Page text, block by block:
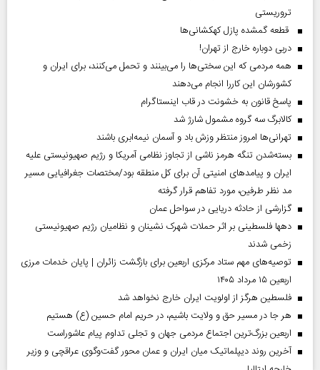
تروریستی
قطعه گمشده پازل کهکشانی‌ها
دربی دوباره خارج از تهران!
همه مردمی که این سختی‌ها را می‌بینند و تحمل می‌کنند، برای ایران و
کشورشان این کاررا انجام می‌دهند
پاسخ قانون به خشونت در قاب اینستاگرام
کالابرگ سه گروه مشمول شارژ شد
تهرانی‌ها امروز منتظر وزش باد و آسمان نیمه‌ابری باشند
بسته‌شدن تنگه هرمز ناشی از تجاوز نظامی آمریکا و رژیم صهیونیستی علیه
ایران و پیامد‌های امنیتی آن برای کل منطقه بود/مختصات جغرافیایی مسیر
مد نظر طرفین، مورد تفاهم قرار گرفته
گزارشی از حادثه دریایی در سواحل عمان
دهها فلسطینی بر اثر حملات شهرک نشینان و نظامیان رژیم صهیونیستی
زخمی شدند
توصیه‌های مهم ستاد مرکزی اربعین برای بازگشت زائران | پایان خدمات مرزی
اربعین ۱۵ مرداد ۱۴۰۵
فلسطین هرگز از اولویت ایران خارج نخواهد شد
هر جا در مسیر حق و ولایت باشیم، در حریم امام حسین (ع) هستیم
اربعین بزرگ‌ترین اجتماع مردمی جهان و تجلی تداوم پیام عاشوراست
آخرین روند دیپلماتیک میان ایران و عمان محور گفت‌وگوی عراقچی و وزیر